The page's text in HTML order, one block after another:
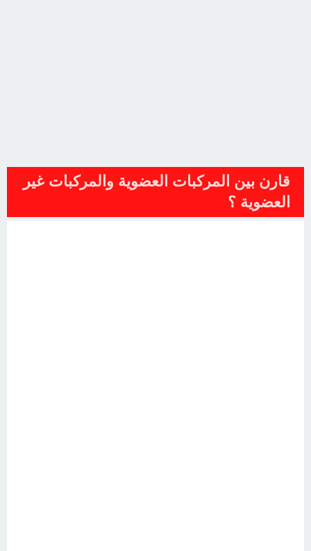
قارن بين المركبات العضوية والمركبات غير
العضوية ؟